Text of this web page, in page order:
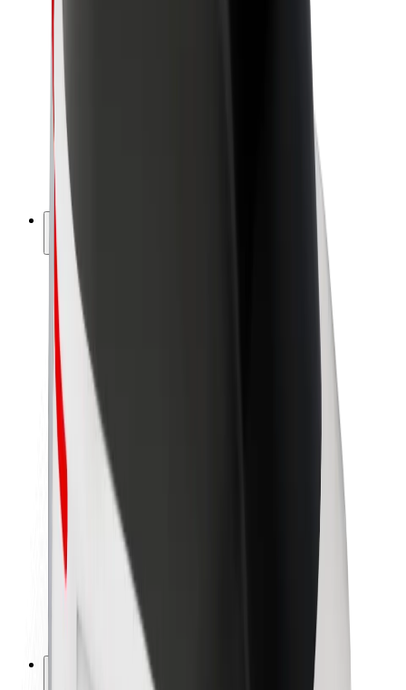
Spoločnosť
O spoločnosti Bolt
Udržateľnosť v spoločnosti Bolt
Projekt Zero
Blog
Novinky
Smernice pre značku
Naša vízia
Vzťahy s investormi
Vedenie spoločnosti
Mestský fond